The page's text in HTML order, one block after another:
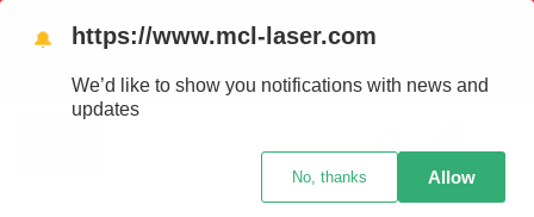
Tenemos envios a todo el pais!........ Los envios Por MENOR se
realizan 48 hs habiles porteriores al pago , los pedidos por
MAYOR se envian 7 dias posteriores al pago del pedido
🔔 https://www.mcl-laser.com
We’d like to show you notifications with news and
updates
No, thanks Allow